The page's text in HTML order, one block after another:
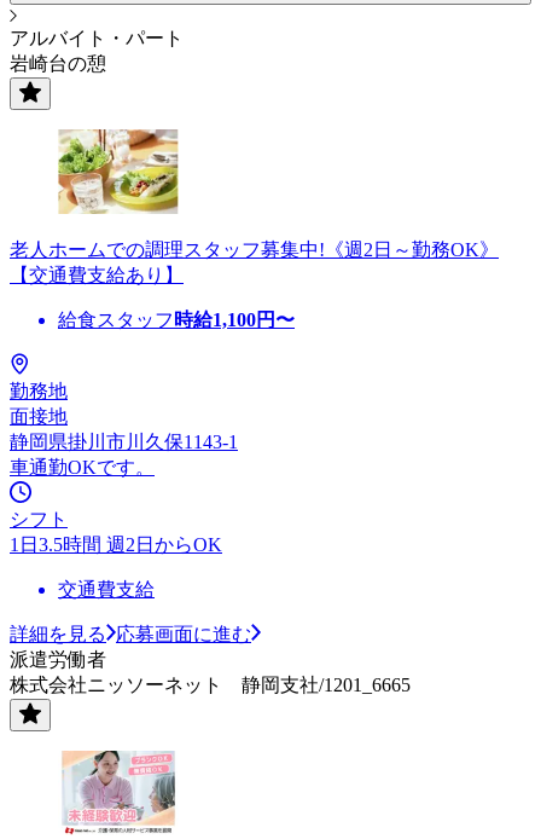
アルバイト・パート
岩崎台の憩
老人ホームでの調理スタッフ募集中!《週2日～勤務OK》
【交通費支給あり】
給食スタッフ 時給1,100円〜
勤務地
面接地
静岡県掛川市川久保1143-1
車通勤OKです。
シフト
1日3.5時間 週2日からOK
交通費支給
詳細を見る
応募画面に進む
派遣労働者
株式会社ニッソーネット 静岡支社/1201_6665